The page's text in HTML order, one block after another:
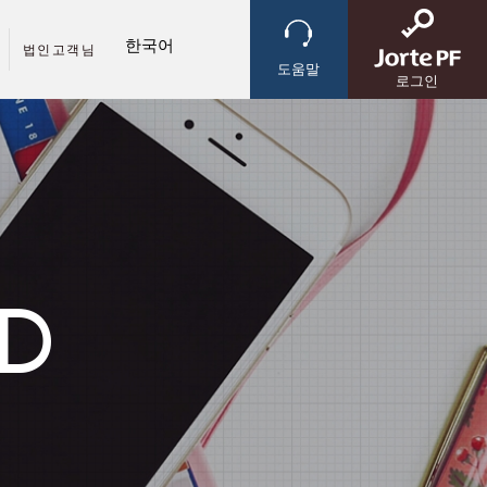
법인고객님
도움말
로그인